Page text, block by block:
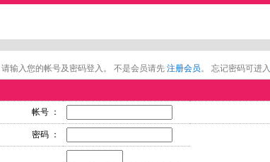
输入您的帐号及密码登入。 不是会员请先 注册会员。 忘记密码可进入
帐号 ：
密码 ：